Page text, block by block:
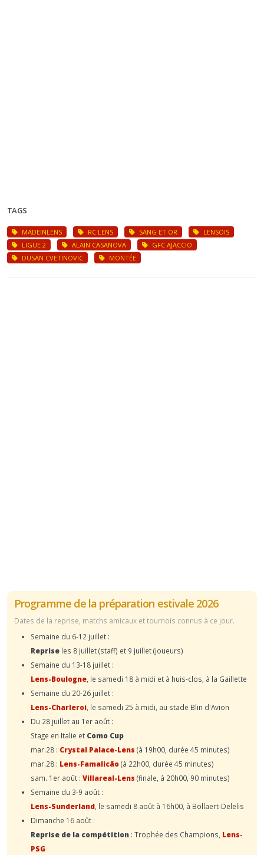
TAGS
MADEINLENS RC LENS SANG ET OR
LENSOIS
LIGUE 2
ALAIN CASANOVA
GFC AJACCIO
DUSAN CVETINOVIC
MONTÉE
Programme de la préparation estivale 2026
Dates de la reprise, matchs amicaux et tournois connus à ce jour.
Semaine du 6-12 juillet :
Reprise les 8 juillet (staff) et 9 juillet (joueurs)
Semaine du 13-18 juillet :
Lens-Boulogne , le samedi 18 à midi et à huis-clos, à la Gaillette
Semaine du 20-26 juillet :
Lens-Charleroi , le samedi 25 à midi, au stade Blin d'Avion
Du 28 juillet au 1er août :
Stage en Italie et Como Cup
mar.28 : Crystal Palace-Lens (à 19h00, durée 45 minutes)
mar.28 : Lens-Famalicão(à 22h00, durée 45 minutes)
sam. 1er août : Villareal-Lens (finale, à 20h00, 90 minutes)
Semaine du 3-9 août :
Lens-Sunderland , le samedi 8 août à 16h00, à Bollaert-Delelis
Dimanche 16 août :
Reprise de la compétition : Trophée des Champions, Lens-
PSG